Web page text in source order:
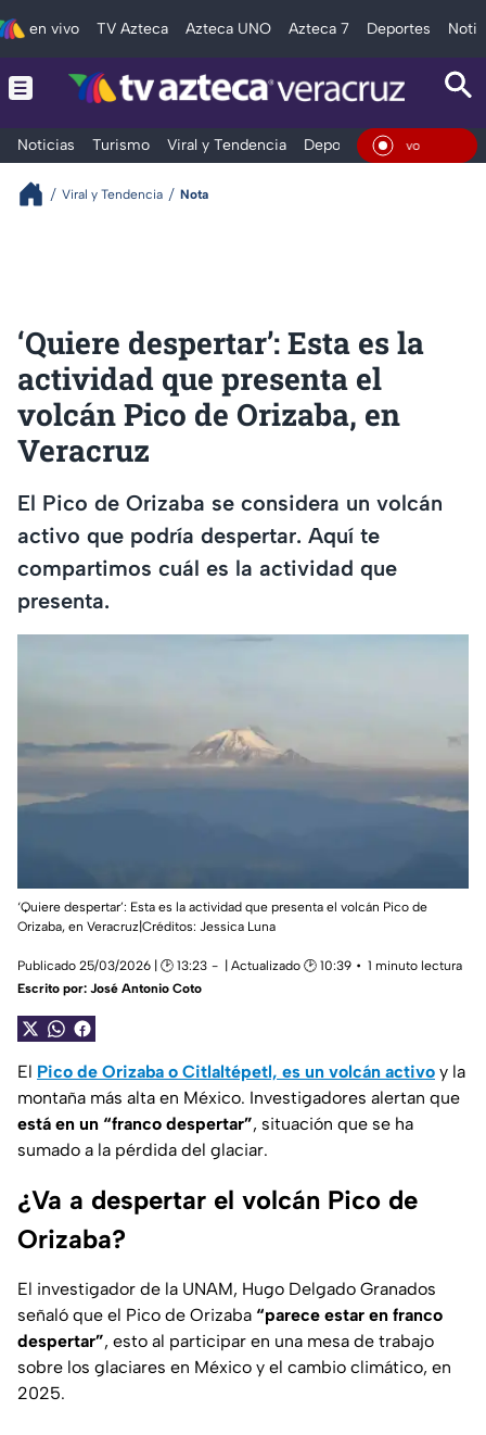
en vivo TV Azteca Azteca UNO Azteca 7 Deportes
Noticias Turismo Viral y Tendencia Deportes Espectáculos
En
Viral y Tendencia Nota
‘Quiere despertar’: Esta es la
actividad que presenta el
volcán Pico de Orizaba, en
Veracruz
El Pico de Orizaba se considera un volcán
activo que podría despertar. Aquí te
compartimos cuál es la actividad que
presenta.
‘Quiere despertar’: Esta es la actividad que presenta el volcán Pico de
Orizaba, en Veracruz|Créditos: Jessica Luna
Publicado 25/03/2026 | 🕑 13:23 | Actualizado 🕑 10:39
1 minuto lectura
Escrito por: José Antonio Coto
El Pico de Orizaba o Citlaltépetl, es un volcán activo y la
montaña más alta en México. Investigadores alertan que
está en un “franco despertar”, situación que se ha
sumado a la pérdida del glaciar.
¿Va a despertar el volcán Pico de
Orizaba?
El investigador de la UNAM, Hugo Delgado Granados
señaló que el Pico de Orizaba “parece estar en franco
despertar”, esto al participar en una mesa de trabajo
sobre los glaciares en México y el cambio climático, en
2025.